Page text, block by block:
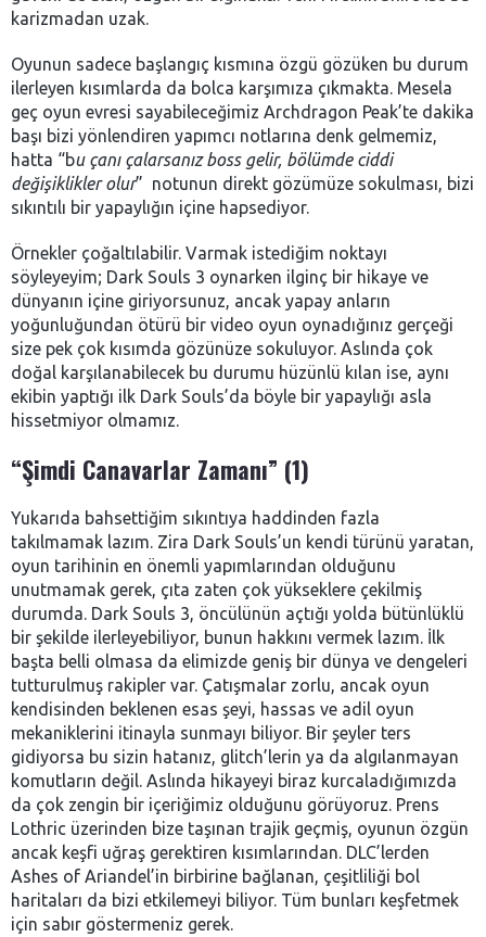
karizmadan uzak.
Oyunun sadece başlangıç kısmına özgü gözüken bu durum
ilerleyen kısımlarda da bolca karşımıza çıkmakta. Mesela
geç oyun evresi sayabileceğimiz Archdragon Peak’te dakika
başı bizi yönlendiren yapımcı notlarına denk gelmemiz,
hatta “bu çanı çalarsanız boss gelir, bölümde ciddi
değişiklikler olur” notunun direkt gözümüze sokulması, bizi
sıkıntılı bir yapaylığın içine hapsediyor.
Örnekler çoğaltılabilir. Varmak istediğim noktayı
söyleyeyim; Dark Souls 3 oynarken ilginç bir hikaye ve
dünyanın içine giriyorsunuz, ancak yapay anların
yoğunluğundan ötürü bir video oyun oynadığınız gerçeği
size pek çok kısımda gözünüze sokuluyor. Aslında çok
doğal karşılanabilecek bu durumu hüzünlü kılan ise, aynı
ekibin yaptığı ilk Dark Souls’da böyle bir yapaylığı asla
hissetmiyor olmamız.
“Şimdi Canavarlar Zamanı” (1)
Yukarıda bahsettiğim sıkıntıya haddinden fazla
takılmamak lazım. Zira Dark Souls’un kendi türünü yaratan,
oyun tarihinin en önemli yapımlarından olduğunu
unutmamak gerek, çıta zaten çok yükseklere çekilmiş
durumda. Dark Souls 3, öncülünün açtığı yolda bütünlüklü
bir şekilde ilerleyebiliyor, bunun hakkını vermek lazım. İlk
başta belli olmasa da elimizde geniş bir dünya ve dengeleri
tutturulmuş rakipler var. Çatışmalar zorlu, ancak oyun
kendisinden beklenen esas şeyi, hassas ve adil oyun
mekaniklerini itinayla sunmayı biliyor. Bir şeyler ters
gidiyorsa bu sizin hatanız, glitch’lerin ya da algılanmayan
komutların değil. Aslında hikayeyi biraz kurcaladığımızda
da çok zengin bir içeriğimiz olduğunu görüyoruz. Prens
Lothric üzerinden bize taşınan trajik geçmiş, oyunun özgün
ancak keşfi uğraş gerektiren kısımlarından. DLC’lerden
Ashes of Ariandel’in birbirine bağlanan, çeşitliliği bol
haritaları da bizi etkilemeyi biliyor. Tüm bunları keşfetmek
için sabır göstermeniz gerek.